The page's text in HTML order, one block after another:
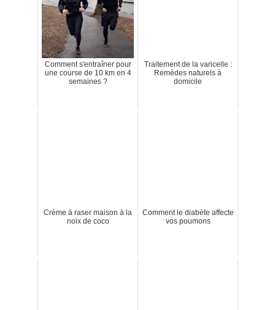
Comment s'entraîner pour
une course de 10 km en 4
semaines ?
Traitement de la varicelle :
Remèdes naturels à
domicile
Crème à raser maison à la
noix de coco
Comment le diabète affecte
vos poumons